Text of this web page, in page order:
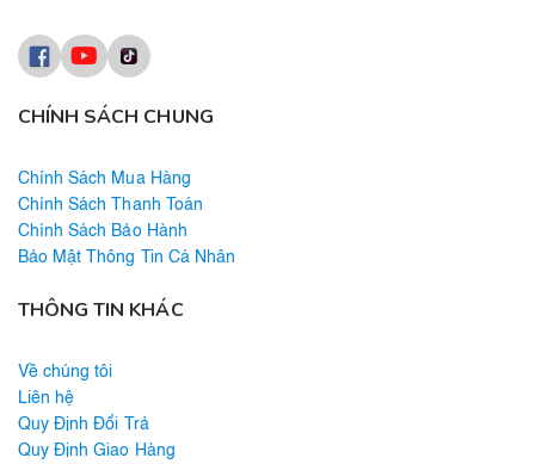
CHÍNH SÁCH CHUNG
Chính Sách Mua Hàng
Chính Sách Thanh Toán
Chính Sách Bảo Hành
Bảo Mật Thông Tin Cá Nhân
THÔNG TIN KHÁC
Về chúng tôi
Liên hệ
Quy Định Đổi Trả
Quy Định Giao Hàng